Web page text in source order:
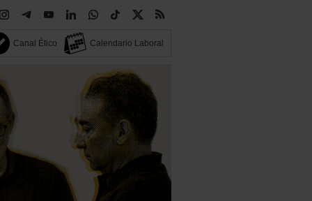
Canal Ético Calendario Laboral